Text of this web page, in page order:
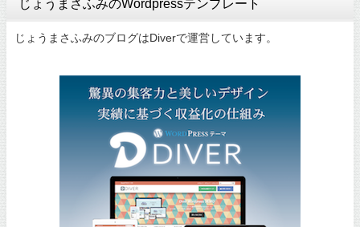
じょうまさふみのWordpressテンプレート
じょうまさふみのブログはDiverで運営しています。